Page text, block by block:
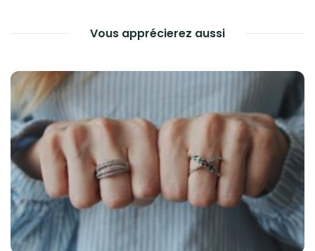
Vous apprécierez aussi